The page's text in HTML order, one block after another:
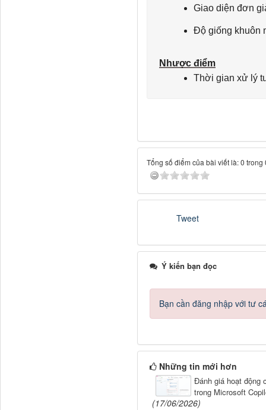
Giao diện đơn
Độ giống khuôn
Nhược điểm
Thời gian xử lý
Tổng số điểm của bài viết là: 0 trong
Tweet
Ý kiến bạn đọc
Bạn cần đăng nhập với tư
Những tin mới hơn
Đánh giá hoạt động
trong Microsoft
(17/06/2026)